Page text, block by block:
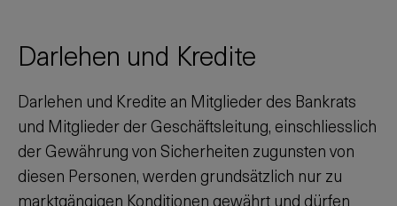
Darlehen und Kredite
Darlehen und Kredite an Mitglieder des Bankrats
und Mitglieder der Geschäftsleitung, einschliesslich
der Gewährung von Sicherheiten zugunsten von
diesen Personen, werden grundsätzlich nur zu
marktgängigen Konditionen gewährt und dürfen